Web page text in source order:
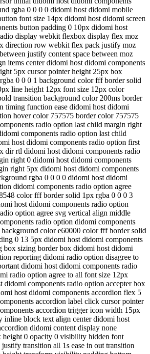
rgba 0 0 0 0 didomi host didomi mobile
font size 14px didomi host didomi screen
button padding 0 10px didomi host
display webkit flexbox display flex moz
direction row webkit flex pack justify moz
justify content space between moz
items center didomi host didomi components
5px cursor pointer height 25px box
0 0 0 1 background color fff border solid
line height 12px font size 12px color
transition background color 200ms border
timing function ease didomi host didomi
hover color 757575 border color 757575
radio option last child margin right
components radio option last child
host didomi components radio option first
dir rtl didomi host didomi components radio
right 0 didomi host didomi components
right 5px didomi host didomi components
rgba 0 0 0 0 didomi host didomi
didomi components radio option agree
color fff border solid 1px rgba 0 0 0 3
host didomi components radio option
option agree svg vertical align middle
radio option didomi components
color e60000 color fff border solid
0 13 5px didomi host didomi components
box sizing border box didomi host didomi
reporting didomi radio option disagree to
didomi host didomi components radio
radio option agree to all font size 12px
didomi components radio option accepter box
host didomi components accordion flex 5
accordion label click cursor pointer
accordion trigger icon width 15px
inline block text align center didomi host
didomi content display none
height 0 opacity 0 visibility hidden font
transition all 1s ease in out transition